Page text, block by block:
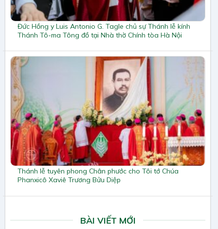
Đức Hồng y Luis Antonio G. Tagle chủ sự Thánh lễ kính
Thánh Tô-ma Tông đồ tại Nhà thờ Chính tòa Hà Nội
Thánh lễ tuyên phong Chân phước cho Tôi tớ Chúa
Phanxicô Xaviê Trương Bửu Diệp
BÀI VIẾT MỚI